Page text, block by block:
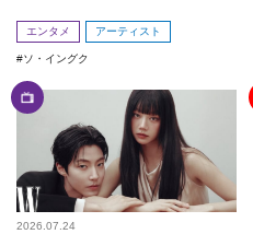
エンタメ アーティスト
ソ・イングク
2026.07.24